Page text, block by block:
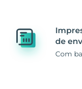
de
Com